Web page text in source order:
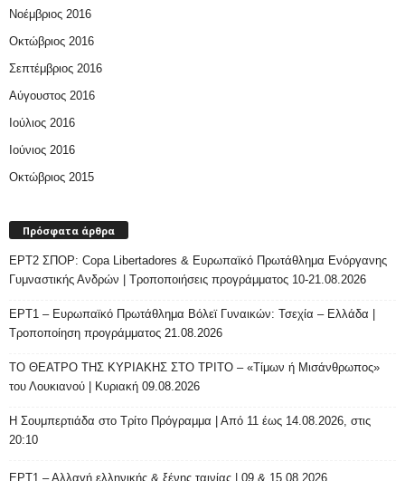
Νοέμβριος 2016
Οκτώβριος 2016
Σεπτέμβριος 2016
Αύγουστος 2016
Ιούλιος 2016
Ιούνιος 2016
Οκτώβριος 2015
Πρόσφατα άρθρα
ΕΡΤ2 ΣΠΟΡ: Copa Libertadores & Ευρωπαϊκό Πρωτάθλημα Ενόργανης
Γυμναστικής Ανδρών | Τροποποιήσεις προγράμματος 10-21.08.2026
ΕΡΤ1 – Ευρωπαϊκό Πρωτάθλημα Βόλεϊ Γυναικών: Τσεχία – Ελλάδα |
Τροποποίηση προγράμματος 21.08.2026
ΤΟ ΘΕΑΤΡΟ ΤΗΣ ΚΥΡΙΑΚΗΣ ΣΤΟ ΤΡΙΤΟ – «Τίμων ή Μισάνθρωπος»
του Λουκιανού | Κυριακή 09.08.2026
H Σουμπερτιάδα στο Τρίτο Πρόγραμμα | Από 11 έως 14.08.2026, στις
20:10
ΕΡΤ1 – Αλλαγή ελληνικής & ξένης ταινίας | 09 & 15.08.2026